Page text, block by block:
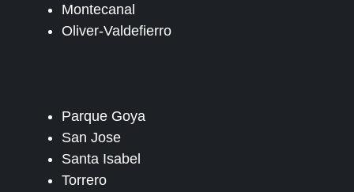
Montecanal
Oliver-Valdefierro
Parque Goya
San Jose
Santa Isabel
Torrero